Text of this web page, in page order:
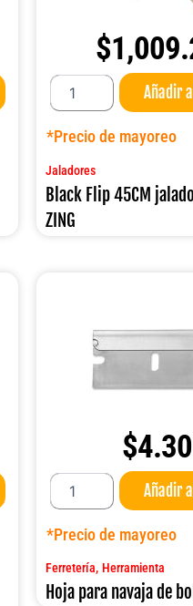
$
Black
45CM
jalador
ZING
cantidad
Añadir
*Precio de mayoreo
Jaladores
Black Flip 45CM
ZING
$4.30
Hoja
para
navaja
de
ZING
cantidad
Añadir
*Precio de mayoreo
Ferretería, Herramienta
Hoja para navaja de